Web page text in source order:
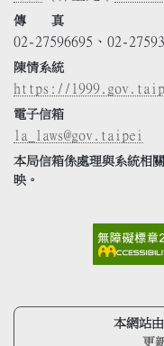
傳 真
02-27596695、02-
陳情系統
https://
電子信箱
la_laws@gov.taipei
本局信箱係處理與系統相
映。
本網站
更